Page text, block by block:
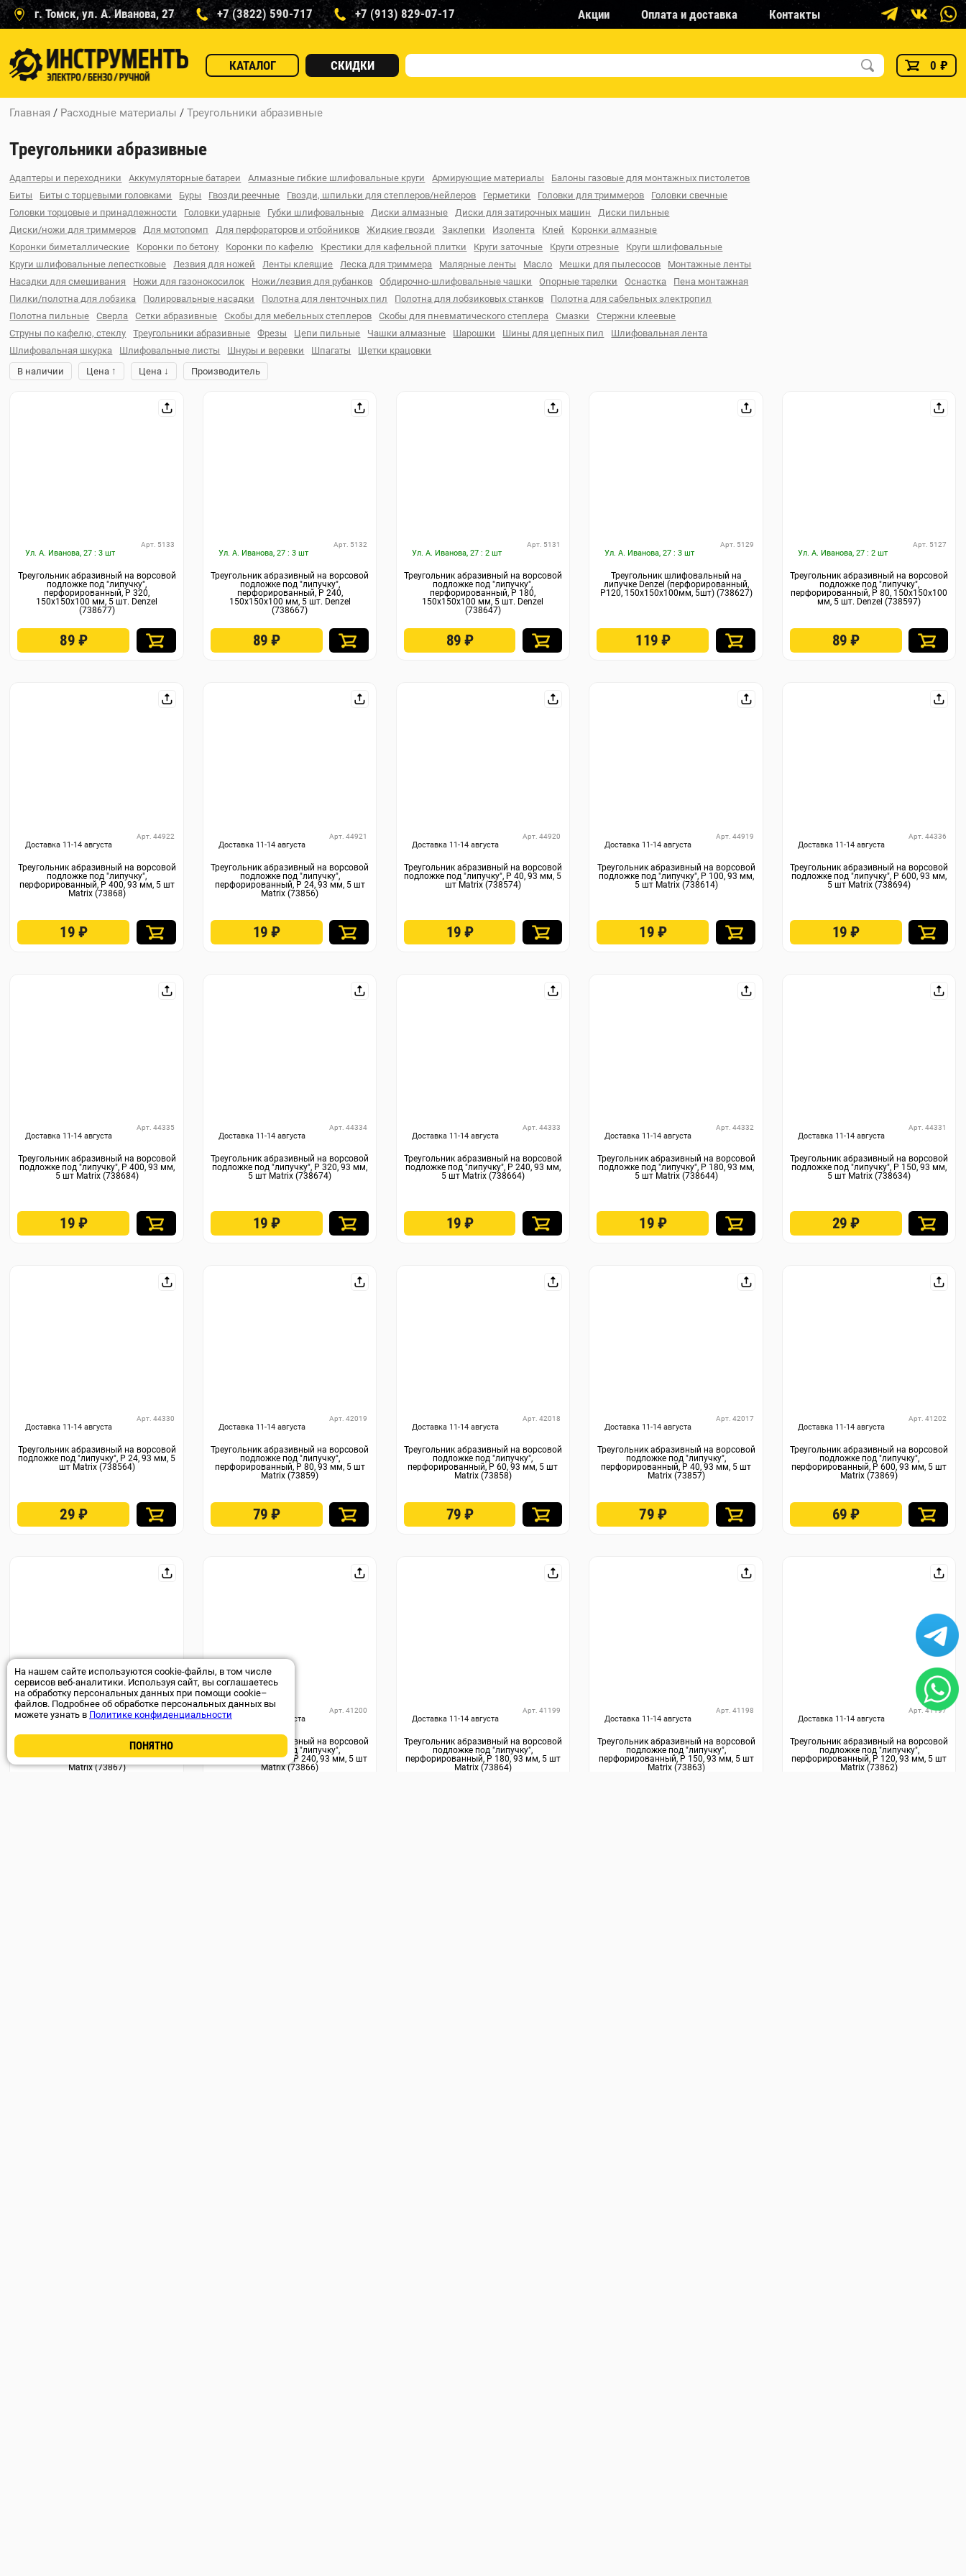
г. Томск, ул. А. Иванова, 27 +7 (3822) 590-717 +7 (913) 829-07-17 Акции Оплата и доставка Контакты
КАТАЛОГ СКИДКИ 0 ₽
Главная / Расходные материалы /Треугольники абразивные
Треугольники абразивные
Адаптеры и переходники Аккумуляторные батареи Алмазные гибкие шлифовальные круги Армирующие материалы
Балоны газовые для монтажных пистолетов
Биты
Биты с торцевыми головками Буры Гвозди реечные Гвозди, шпильки для степлеров/нейлеров Герметики Головки для триммеров
Головки свечные
Головки торцовые и принадлежности
Головки ударные Губки шлифовальные Диски алмазные Диски для затирочных машин
Диски пильные
Диски/ножи для триммеров
Для мотопомп Для перфораторов и отбойников Жидкие гвозди Заклепки Изолента Клей
Коронки алмазные
Коронки биметаллические
Коронки по бетону Коронки по кафелю Крестики для кафельной плитки Круги заточные Круги отрезные
Круги шлифовальные
Круги шлифовальные лепестковые
Лезвия для ножей Ленты клеящие Леска для триммера Малярные ленты Масло Мешки для пылесосов
Монтажные ленты
Насадки для смешивания
Ножи для газонокосилок Ножи/лезвия для рубанков Обдирочно-шлифовальные чашки Опорные тарелки Оснастка
Пена монтажная
Пилки/полотна для лобзика
Полировальные насадки Полотна для ленточных пил Полотна для лобзиковых станков
Полотна для сабельных электропил
Полотна пильные
Сверла Сетки абразивные Скобы для мебельных степлеров Скобы для пневматического степлера Смазки
Стержни клеевые
Струны по кафелю, стеклу
Треугольники абразивные Фрезы Цепи пильные Чашки алмазные Шарошки Шины для цепных пил
Шлифовальная лента
Шлифовальная шкурка
Шлифовальные листы Шнуры и веревки Шпагаты
Щетки крацовки
В наличии
Цена ↑ Цена ↓ Производитель
Ул. А. Иванова, 27 : 3 шт
Арт. 5133
Треугольник абразивный на ворcовой
подложке под "липучку",
перфорированный, P 320,
150х150х100 мм, 5 шт. Denzel
(738677)
89 ₽
Ул. А. Иванова, 27 : 3 шт
Арт. 5132
Треугольник абразивный на ворcовой
подложке под "липучку",
перфорированный, P 240,
150х150х100 мм, 5 шт. Denzel
(738667)
89₽
Ул. А. Иванова, 27 : 2 шт
Арт. 5131
Треугольник абразивный на ворcовой
подложке под "липучку",
перфорированный, P 180,
150х150х100 мм, 5 шт. Denzel
(738647)
89₽
Ул. А. Иванова, 27 : 3 шт
Арт. 5129
Треугольник шлифовальный на
липучке Denzel (перфорированный,
P120, 150х150х100мм, 5шт) (738627)
119₽
Ул. А. Иванова, 27 : 2 шт
Арт. 5127
Треугольник абразивный на ворcовой
подложке под "липучку",
перфорированный, P 80, 150х150х100
мм, 5 шт. Denzel (738597)
89₽
Доставка 11-14 августа
Арт. 44922
Треугольник абразивный на ворсовой
подложке под "липучку",
перфорированный, P 400, 93 мм, 5 шт
Matrix (73868)
19 ₽
Доставка 11-14 августа
Арт. 44921
Треугольник абразивный на ворсовой
подложке под "липучку",
перфорированный, P 24, 93 мм, 5 шт
Matrix (73856)
19₽
Доставка 11-14 августа
Арт. 44920
Треугольник абразивный на ворсовой
подложке под "липучку", P 40, 93 мм, 5
шт Matrix (738574)
19₽
Доставка 11-14 августа
Арт. 44919
Треугольник абразивный на ворсовой
подложке под "липучку", P 100, 93 мм,
5 шт Matrix (738614)
19 ₽
Доставка 11-14 августа
Арт. 44336
Треугольник абразивный на ворсовой
подложке под "липучку", P 600, 93 мм,
5 шт Matrix (738694)
19₽
Доставка 11-14 августа
Арт. 44335
Треугольник абразивный на ворсовой
подложке под "липучку", P 400, 93 мм,
5 шт Matrix (738684)
19 ₽
Доставка 11-14 августа
Арт. 44334
Треугольник абразивный на ворсовой
подложке под "липучку", P 320, 93 мм,
5 шт Matrix (738674)
19₽
Доставка 11-14 августа
Арт. 44333
Треугольник абразивный на ворсовой
подложке под "липучку", P 240, 93 мм,
5 шт Matrix (738664)
19₽
Доставка 11-14 августа
Арт. 44332
Треугольник абразивный на ворсовой
подложке под "липучку", P 180, 93 мм,
5 шт Matrix (738644)
19 ₽
Доставка 11-14 августа
Арт. 44331
Треугольник абразивный на ворсовой
подложке под "липучку", P 150, 93 мм,
5 шт Matrix (738634)
29₽
Доставка 11-14 августа
Арт. 44330
Треугольник абразивный на ворсовой
подложке под "липучку", P 24, 93 мм, 5
шт Matrix (738564)
29 ₽
Доставка 11-14 августа
Арт. 42019
Треугольник абразивный на ворсовой
подложке под "липучку",
перфорированный, P 80, 93 мм, 5 шт
Matrix (73859)
79₽
Доставка 11-14 августа
Арт. 42018
Треугольник абразивный на ворсовой
подложке под "липучку",
перфорированный, P 60, 93 мм, 5 шт
Matrix (73858)
79₽
Доставка 11-14 августа
Арт. 42017
Треугольник абразивный на ворсовой
подложке под "липучку",
перфорированный, P 40, 93 мм, 5 шт
Matrix (73857)
79 ₽
Доставка 11-14 августа
Арт. 41202
Треугольник абразивный на ворсовой
подложке под "липучку",
перфорированный, P 600, 93 мм, 5 шт
Matrix (73869)
69₽
Доставка 11-14 августа
Арт. 41201
Треугольник абразивный на ворсовой
подложке под "липучку",
перфорированный, P 320, 93 мм, 5 шт
Matrix (73867)
Доставка 11-14 августа
Арт. 41200
Треугольник абразивный на ворсовой
подложке под "липучку",
перфорированный, P 240, 93 мм, 5 шт
Matrix (73866)
Доставка 11-14 августа
Арт. 41199
Треугольник абразивный на ворсовой
подложке под "липучку",
перфорированный, P 180, 93 мм, 5 шт
Matrix (73864)
Доставка 11-14 августа
Арт. 41198
Треугольник абразивный на ворсовой
подложке под "липучку",
перфорированный, P 150, 93 мм, 5 шт
Matrix (73863)
Доставка 11-14 августа
Арт. 41197
Треугольник абразивный на ворсовой
подложке под "липучку",
перфорированный, P 120, 93 мм, 5 шт
Matrix (73862)
На нашем сайте используются cookie-файлы, в том числе
сервисов веб-аналитики. Используя сайт, вы соглашаетесь
на обработку персональных данных при помощи cookie–
файлов. Подробнее об обработке персональных данных вы
можете узнать в Политике конфиденциальности
ПОНЯТНО